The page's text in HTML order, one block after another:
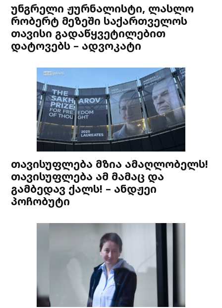
უნგრელი ჟურნალისტი, ლასლო
რობერტ მეზეში საქართველოს
თავისი გადაწყვეტილებით
დატოვებს – ადვოკატი
თავისუფლება მზია ამაღლობელს!
თავისუფლება ამ მამაც და
გამბედავ ქალს! – ანდჟეი
პოჩობუტი